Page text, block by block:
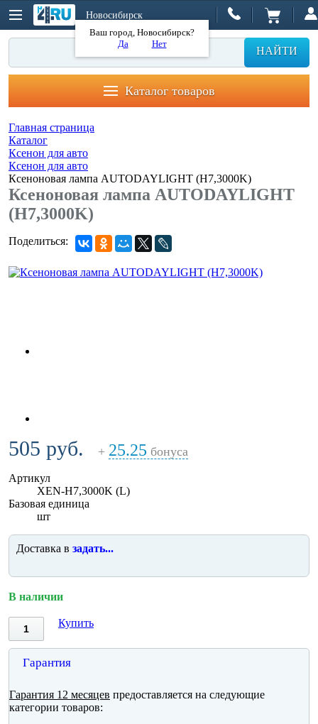
Новосибирск
Ваш город, Новосибирск?
Да
Нет
НАЙТИ
Каталог товаров
Главная страница
Каталог
Ксенон для авто
Ксенон для авто
Ксеноновая лампа AUTODAYLIGHT (H7,3000K)
Ксеноновая лампа AUTODAYLIGHT
(H7,3000K)
Поделиться:
505 руб. + 25.25 бонуса
Артикул
XEN-H7,3000K (L)
Базовая единица
шт
Доставка в задать...
В наличии
Купить
Гарантия
Гарантия 12 месяцев предоставляется на следующие
категории товаров: